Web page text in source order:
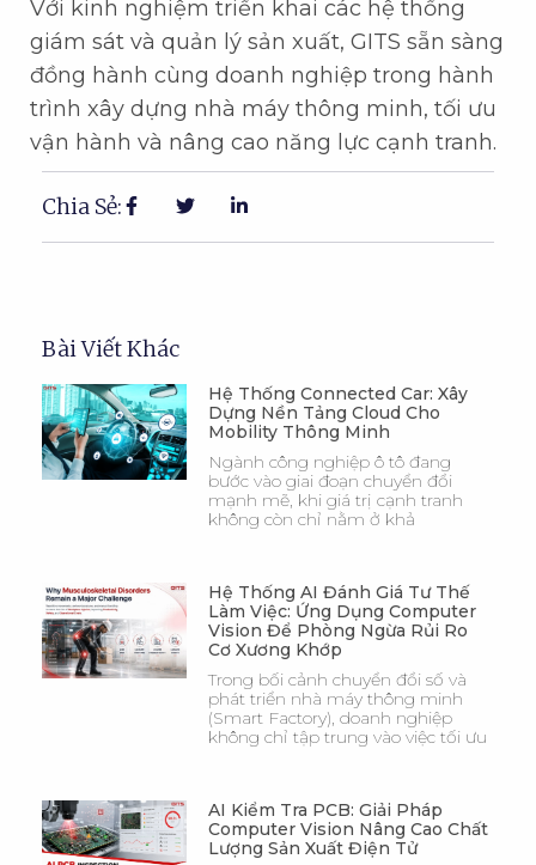
Với kinh nghiệm triển khai các hệ thống
giám sát và quản lý sản xuất, GITS sẵn sàng
đồng hành cùng doanh nghiệp trong hành
trình xây dựng nhà máy thông minh, tối ưu
vận hành và nâng cao năng lực cạnh tranh.
Chia Sẻ:
Bài Viết Khác
Hệ Thống Connected Car: Xây
Dựng Nền Tảng Cloud Cho
Mobility Thông Minh
Ngành công nghiệp ô tô đang
bước vào giai đoạn chuyển đổi
mạnh mẽ, khi giá trị cạnh tranh
không còn chỉ nằm ở khả
Hệ Thống AI Đánh Giá Tư Thế
Làm Việc: Ứng Dụng Computer
Vision Để Phòng Ngừa Rủi Ro
Cơ Xương Khớp
Trong bối cảnh chuyển đổi số và
phát triển nhà máy thông minh
(Smart Factory), doanh nghiệp
không chỉ tập trung vào việc tối ưu
AI Kiểm Tra PCB: Giải Pháp
Computer Vision Nâng Cao Chất
Lượng Sản Xuất Điện Tử